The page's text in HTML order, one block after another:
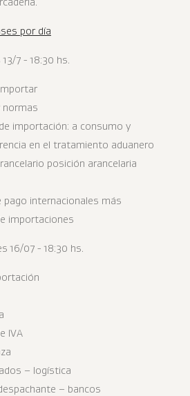
por día
7 - 18:30 hs.
importación: a consumo y
en el tratamiento aduanero
posición arancelaria
internacionales más
importaciones
16/07 - 18:30 hs.
IVA
– logística
– bancos